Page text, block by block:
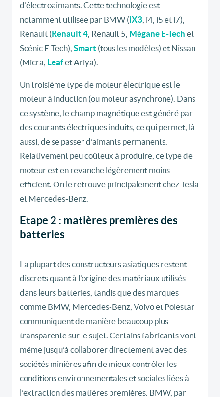
d’électroaimants. Cette technologie est
notamment utilisée par BMW (iX3, i4, i5 et i7),
Renault (Renault 4, Renault 5, Mégane E-Tech et
Scénic E-Tech), Smart (tous les modèles) et Nissan
(Micra, Leafet Ariya).
Un troisième type de moteur électrique est le
moteur à induction (ou moteur asynchrone). Dans
ce système, le champ magnétique est généré par
des courants électriques induits, ce qui permet, là
aussi, de se passer d’aimants permanents.
Relativement peu coûteux à produire, ce type de
moteur est en revanche légèrement moins
efficient. On le retrouve principalement chez Tesla
et Mercedes-Benz.
Etape 2 : matières premières des
batteries
La plupart des constructeurs asiatiques restent
discrets quant à l’origine des matériaux utilisés
dans leurs batteries, tandis que des marques
comme BMW, Mercedes-Benz, Volvo et Polestar
communiquent de manière beaucoup plus
transparente sur le sujet. Certains fabricants vont
même jusqu’à collaborer directement avec des
sociétés minières afin de mieux contrôler les
conditions environnementales et sociales liées à
l’extraction des matières premières. BMW, par